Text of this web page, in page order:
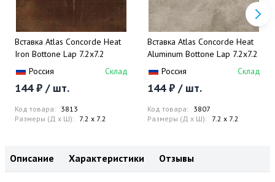
Вставка Atlas Concorde Heat
Iron Bottone Lap 7.2х7.2
Россия
Склад
144 ₽ / шт.
Код товара: 3813
Размеры (Д x Ш): 7.2 x 7.2
Вставка Atlas Concorde Heat
Aluminum Bottone Lap 7.2х7.2
Россия
Склад
144 ₽ / шт.
Код товара: 3807
Размеры (Д x Ш): 7.2 x 7.2
Описание Характеристики Отзывы